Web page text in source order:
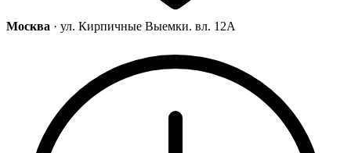
Москва · ул. Кирпичные Выемки. вл. 12А